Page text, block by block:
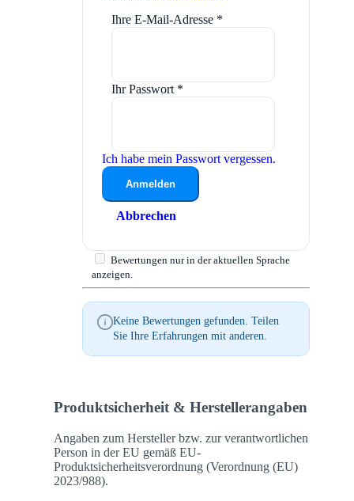
Ihre E-Mail-Adresse *
Ihr Passwort *
Ich habe mein Passwort vergessen.
Anmelden
Abbrechen
Bewertungen nur in der aktuellen Sprache
anzeigen.
Keine Bewertungen gefunden. Teilen
Sie Ihre Erfahrungen mit anderen.
Produktsicherheit & Herstellerangaben
Angaben zum Hersteller bzw. zur verantwortlichen
Person in der EU gemäß EU-
Produktsicherheitsverordnung (Verordnung (EU)
2023/988).